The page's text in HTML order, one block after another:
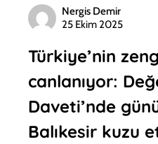
Nergis Demir
25 Ekim 2025
Türkiye’nin
canlanıyor:
Daveti’nde
Balıkesir kuzu